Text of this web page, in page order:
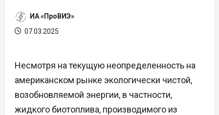
ИА «ПроВИЭ»
07.03.2025
Несмотря на текущую неопределенность на
американском рынке экологически чистой,
возобновляемой энергии, в частности,
жидкого биотоплива, производимого из